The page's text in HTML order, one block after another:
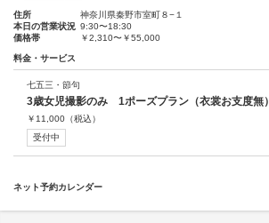
住所
神奈川県秦野市室町８−１
本日の営業状況 9:30〜18:30
価格帯
￥2,310〜￥55,000
料金・サービス
七五三・節句
3歳女児撮影のみ 1ポーズプラン（衣裳お支度無）
￥ 11,000 （税込）
受付中
ネット予約カレンダー